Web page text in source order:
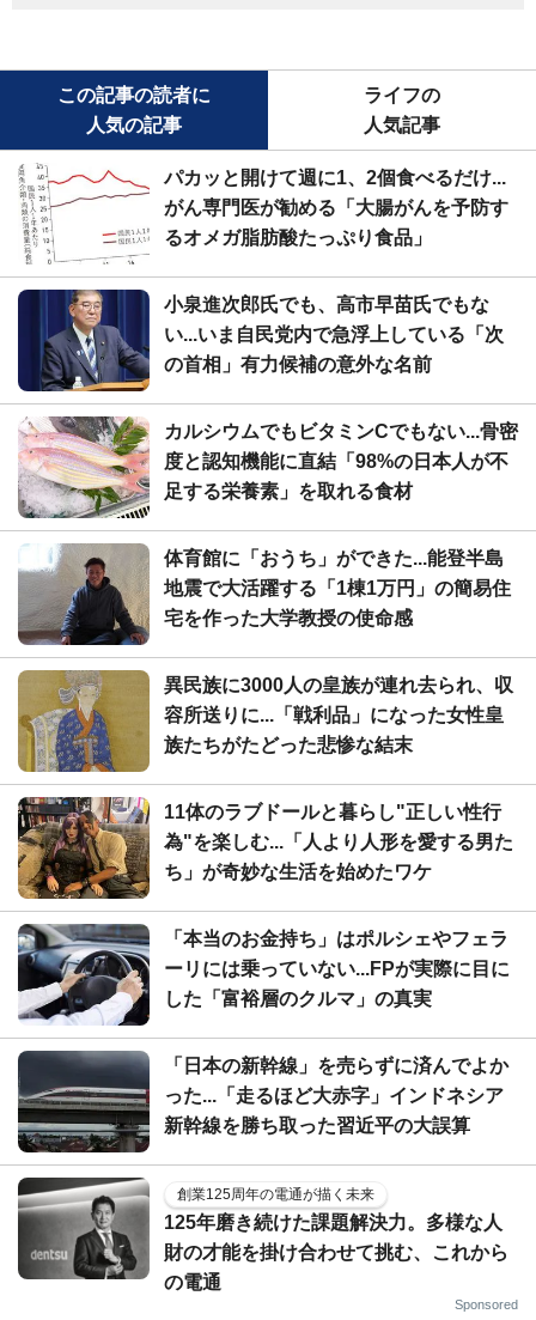
この記事の読者に
人気の記事
ライフの
人気記事
パカッと開けて週に1、2個食べるだけ...
がん専門医が勧める「大腸がんを予防す
るオメガ脂肪酸たっぷり食品」
小泉進次郎氏でも、高市早苗氏でもな
い...いま自民党内で急浮上している「次
の首相」有力候補の意外な名前
カルシウムでもビタミンCでもない...骨密
度と認知機能に直結「98%の日本人が不
足する栄養素」を取れる食材
体育館に「おうち」ができた...能登半島
地震で大活躍する「1棟1万円」の簡易住
宅を作った大学教授の使命感
異民族に3000人の皇族が連れ去られ、収
容所送りに...「戦利品」になった女性皇
族たちがたどった悲惨な結末
11体のラブドールと暮らし"正しい性行
為"を楽しむ...「人より人形を愛する男た
ち」が奇妙な生活を始めたワケ
「本当のお金持ち」はポルシェやフェラ
ーリには乗っていない...FPが実際に目に
した「富裕層のクルマ」の真実
「日本の新幹線」を売らずに済んでよか
った...「走るほど大赤字」インドネシア
新幹線を勝ち取った習近平の大誤算
創業125周年の電通が描く未来
125年磨き続けた課題解決力。多様な人
財の才能を掛け合わせて挑む、これから
の電通
Sponsored